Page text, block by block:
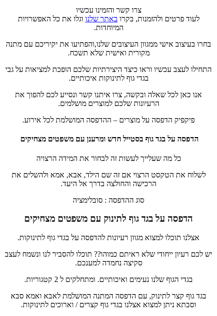
צרו קשר והזמינו עכשיו
לעוד פרטים ולהזמנות, בקרו באתר שלנו וגלו את כל האפשרויות
המיוחדות.
בחרו בעיצוב אישי ממגוון העיצובים שלנו,והפתיעו את יקיריכם עם מתנה
מקורית ואישית שלא תשכח.
התחילו לעצב עכשיו וראו כיצד היצירתיות שלכם הופכת למציאות על גבי
בגדי גוף לתינוקות איכותיים.
אנו כאן לכל שאלה ובקשה, צרו איתנו קשר ונסייע לכם להפוך את
הרעיונות שלכם למוצרים מושלמים.
פיקפיק הדפסה על מוצרים – ההדפסה המושלמת לכל אירוע.
הדפסה על בגד גוף בסטייל חדש ומרענן עם משפטים מצחיקים
כל מה שעלייך לעשות זה לבחור את המידה הרצויה
לשלוח את הטקסט הרצוי אם זה שם הילד, אבא, אמא ולהשלים את
הרכישה והחולצה בדרך אל היעד.
סוג ההדפסה : סובלימציה
הדפסה על בגד גוף לתינוק עם משפטים מצחיקים
אצלנו תוכלו למצוא מגוון רעיונות להדפסה על בגדי גוף לתינוקות.
יש לכם רעיון ייחודי שלא ראיתם כמוהו?? תוכלו להסביר לנו ונשמח לעצב
סקיצה נחמדה למענכם.
בגדי הגוף שלנו נעימים ואיכותיים. ומתחלקים ל 2 קטגוריות.
בגד גוף קצר לתינוק, עם הדפסה המתנה המושלמת לאבא ואמא סבא
וסבתא ניתן למצוא אצלנו בגדי גוף קצרים / וארוכים לתינוקות.